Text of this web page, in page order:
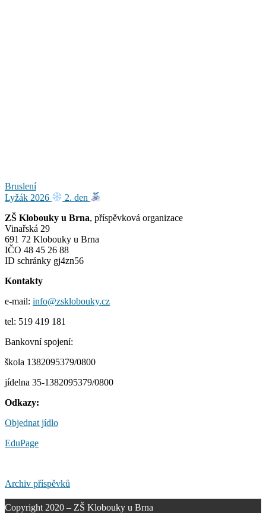
Navigace
pro
příspěvek
Bruslení
Lyžák 2026
2. den
ZŠ Klobouky u Brna, příspěvková organizace
Vinařská 29
691 72 Klobouky u Brna
IČO 48 45 26 88
ID schránky gj4zn56
Kontakty
e-mail: info@zsklobouky.cz
tel: 519 419 181
Bankovní spojení:
škola 1382095379/0800
jídelna 35-1382095379/0800
Odkazy:
Objednat jídlo
EduPage
Archiv příspěvků
Copyright 2020 – ZŠ Klobouky u Brna